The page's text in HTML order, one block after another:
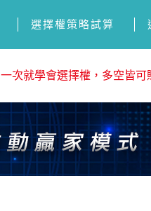
選擇權策略試算
一次就學會選擇權，多空皆可